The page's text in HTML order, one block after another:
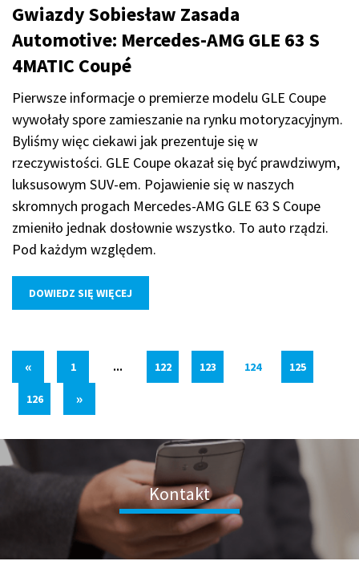
Gwiazdy Sobiesław Zasada
Automotive: Mercedes-AMG GLE 63 S
4MATIC Coupé
Pierwsze informacje o premierze modelu GLE Coupe
wywołały spore zamieszanie na rynku motoryzacyjnym.
Byliśmy więc ciekawi jak prezentuje się w
rzeczywistości. GLE Coupe okazał się być prawdziwym,
luksusowym SUV-em. Pojawienie się w naszych
skromnych progach Mercedes-AMG GLE 63 S Coupe
zmieniło jednak dosłownie wszystko. To auto rządzi.
Pod każdym względem.
DOWIEDZ SIĘ WIĘCEJ
« 1 ... 122 123 124 125
126 »
Kontakt